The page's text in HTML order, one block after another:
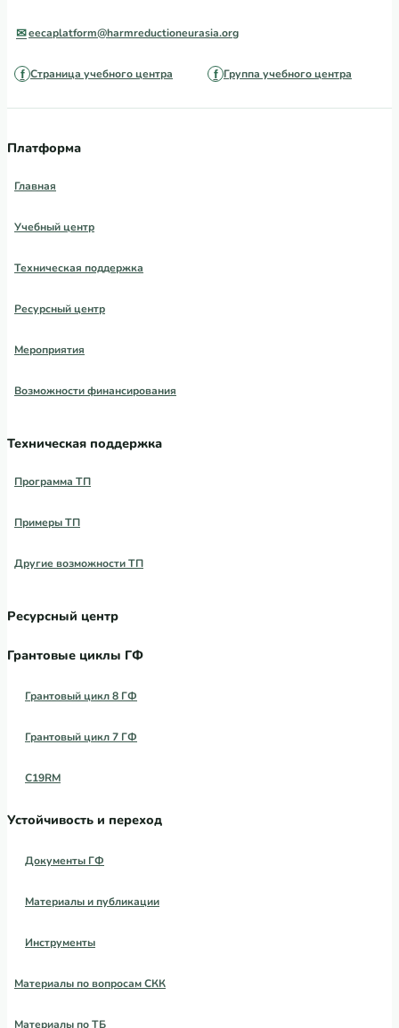
eecaplatform@harmreductioneurasia.org
Страница учебного центра Группа учебного центра
Платформа
Главная
Учебный центр
Техническая поддержка
Ресурсный центр
Мероприятия
Возможности финансирования
Техническая поддержка
Программа ТП
Примеры ТП
Другие возможности ТП
Ресурсный центр
Грантовые циклы ГФ
Грантовый цикл 8 ГФ
Грантовый цикл 7 ГФ
C19RM
Устойчивость и переход
Документы ГФ
Материалы и публикации
Инструменты
Материалы по вопросам СКК
Материалы по ТБ